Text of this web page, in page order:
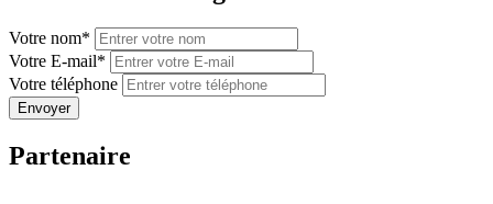
Votre nom*
Votre E-mail*
Votre téléphone
Partenaire